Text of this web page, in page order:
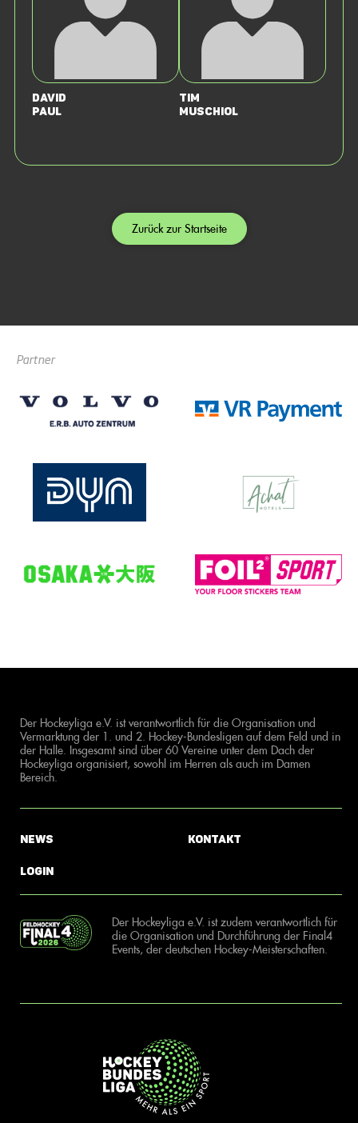
David
Paul
Tim
Muschiol
Zurück zur Startseite
Partner
Der Hockeyliga e.V. ist verantwortlich für die Organisation und
Vermarktung der 1. und 2. Hockey-Bundesligen auf dem Feld und in
der Halle. Insgesamt sind über 60 Vereine unter dem Dach der
Hockeyliga organisiert, sowohl im Herren als auch im Damen
Bereich.
News
Login
Kontakt
Der Hockeyliga e.V. ist zudem verantwortlich für
die Organisation und Durchführung der Final4
Events, der deutschen Hockey-Meisterschaften.